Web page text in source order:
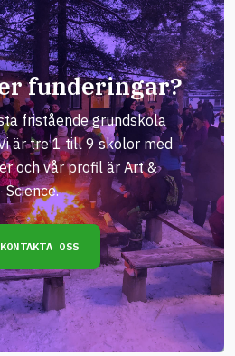
funderingar?
fristående grundskola
är tre 1 till 9 skolor med
och vår profil är Art &
Science.
KONTAKTA OSS